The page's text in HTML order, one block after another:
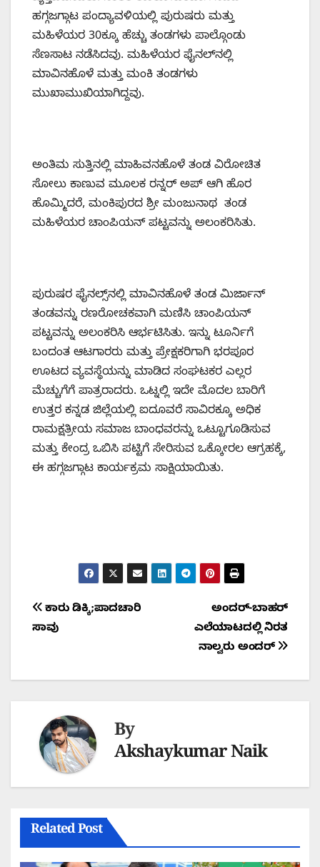
ಹಗ್ಗಜಗ್ಗಾಟ ಪಂದ್ಯಾವಳಿಯಲ್ಲಿ ಪುರುಷರು ಮತ್ತು
ಮಹಿಳೆಯರ 30ಕ್ಕೂ ಹೆಚ್ಚು ತಂಡಗಳು ಪಾಲ್ಗೊಂಡು
ಸೆಣಸಾಟ ನಡೆಸಿದವು. ಮಹಿಳೆಯರ ಫೈನಲ್‌ನಲ್ಲಿ
ಮಾವಿನಹೊಳೆ ಮತ್ತು ಮಂಕಿ ತಂಡಗಳು
ಮುಖಾಮುಖಿಯಾಗಿದ್ದವು.
ಅಂತಿಮ ಸುತ್ತಿನಲ್ಲಿ ಮಾಹಿವನಹೊಳೆ ತಂಡ ವಿರೋಚಿತ
ಸೋಲು ಕಾಣುವ ಮೂಲಕ ರನ್ನರ್‌ ಅಪ್‌ ಆಗಿ ಹೊರ
ಹೊಮ್ಮಿದರೆ, ಮಂಕಿಪುರದ ಶ್ರೀ ಮಂಜುನಾಥ ತಂಡ
ಮಹಿಳೆಯರ ಚಾಂಪಿಯನ್‌ ಪಟ್ಟವನ್ನು ಅಲಂಕರಿಸಿತು.
ಪುರುಷರ ಫೈನಲ್ಸ್‌ನಲ್ಲಿ ಮಾವಿನಹೊಳೆ ತಂಡ ಮಿರ್ಜಾನ್‌
ತಂಡವನ್ನು ರಣರೋಚಕವಾಗಿ ಮಣಿಸಿ ಚಾಂಪಿಯನ್‌
ಪಟ್ಟವನ್ನು ಅಲಂಕರಿಸಿ ಆರ್ಭಟಿಸಿತು. ಇನ್ನು ಟೂರ್ನಿಗೆ
ಬಂದಂತ ಆಟಗಾರರು ಮತ್ತು ಪ್ರೇಕ್ಷಕರಿಗಾಗಿ ಭರಪೂರ
ಊಟದ ವ್ಯವಸ್ಥೆಯನ್ನು ಮಾಡಿದ ಸಂಘಟಕರ ಎಲ್ಲರ
ಮೆಚ್ಚುಗೆಗೆ ಪಾತ್ರರಾದರು. ಒಟ್ನಲ್ಲಿ ಇದೇ ಮೊದಲ ಬಾರಿಗೆ
ಉತ್ತರ ಕನ್ನಡ ಜಿಲ್ಲೆಯಲ್ಲಿ ಐದೂವರೆ ಸಾವಿರಕ್ಕೂ ಅಧಿಕ
ರಾಮಕ್ಷತ್ರೀಯ ಸಮಾಜ ಬಾಂಧವರನ್ನು ಒಟ್ಟೂಗೂಡಿಸುವ
ಮತ್ತು ಕೇಂದ್ರ ಒಬಿಸಿ ಪಟ್ಟಿಗೆ ಸೇರಿಸುವ ಒಕ್ಕೋರಲ ಆಗ್ರಹಕ್ಕೆ,
ಈ ಹಗ್ಗಜಗ್ಗಾಟ ಕಾರ್ಯಕ್ರಮ ಸಾಕ್ಷಿಯಾಯಿತು.
Post
navigation
ಅಂದರ್-ಬಾಹರ್
ಎಲೆಯಾಟದಲ್ಲಿ ನಿರತ
ನಾಲ್ವರು ಅಂದರ್
ಕಾರು ಡಿಕ್ಕಿ;ಪಾದಚಾರಿ
ಸಾವು
By
Akshaykumar Naik
Related Post